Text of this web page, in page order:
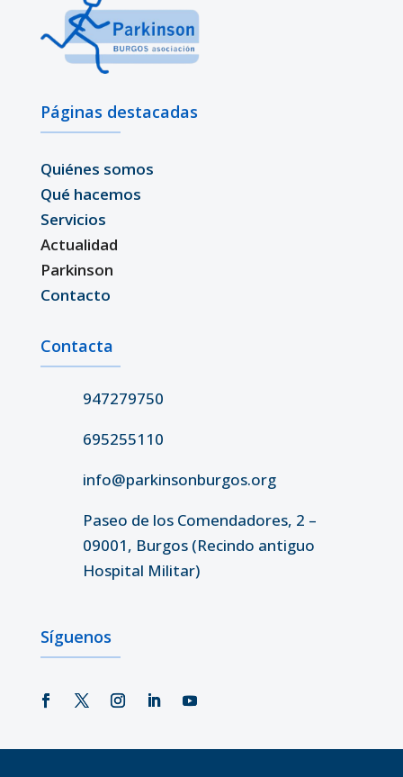
Páginas destacadas
Quiénes somos
Qué hacemos
Servicios
Actualidad
Parkinson
Contacto
Contacta
947279750
695255110
info@parkinsonburgos.org
Paseo de los Comendadores, 2 –
09001, Burgos (Recindo antiguo
Hospital Militar)
Síguenos